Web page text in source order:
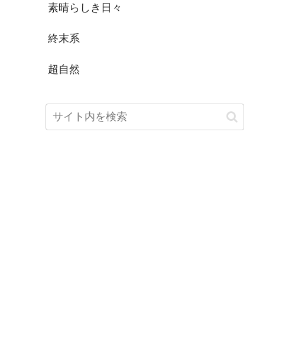
素晴らしき日々
終末系
超自然